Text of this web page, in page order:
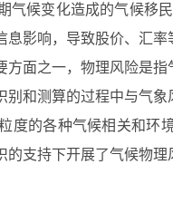
气候变化造成的气候移
影响，导致股价、汇率
面之一，物理风险是
和测算的过程中与气
度的各种气候相关和环
的支持下开展了气候物